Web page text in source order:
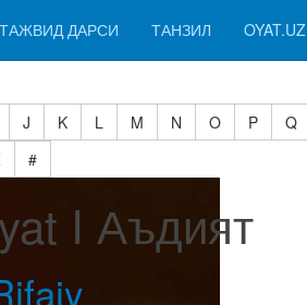
ТАЖВИД ДАРСИ ТАНЗИЛ OYAT.UZ
J K L M N O P
Q
#
I Аъдият